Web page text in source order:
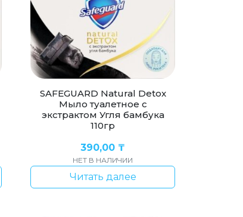
SAFEGUARD Natural Detox
Мыло туалетное с
экстрактом Угля бамбука
110гр
390,00 ₸
НЕТ В НАЛИЧИИ
Читать далее